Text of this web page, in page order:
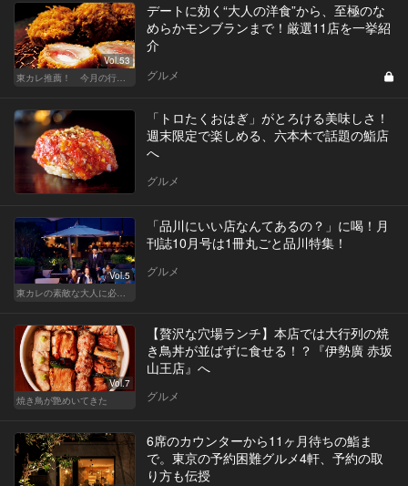
Vol.53
東カレ推薦！ 今月の行くべき店
デートに効く“大人の洋食”から、至極のな
めらかモンブランまで！厳選11店を一挙紹
介
グルメ
「トロたくおはぎ」がとろける美味しさ！
週末限定で楽しめる、六本木で話題の鮨店
へ
グルメ
Vol.5
東カレの素敵な大人に必要なこと
「品川にいい店なんてあるの？」に喝！月
刊誌10月号は1冊丸ごと品川特集！
グルメ
Vol.7
焼き鳥が艶めいてきた
【贅沢な穴場ランチ】本店では大行列の焼
き鳥丼が並ばずに食せる！？『伊勢廣 赤坂
山王店』へ
グルメ
6席のカウンターから11ヶ月待ちの鮨ま
で。東京の予約困難グルメ4軒、予約の取
り方も伝授